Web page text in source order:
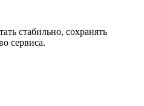
стабильно, сохранять
сервиса.